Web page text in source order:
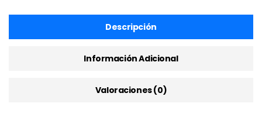
Descripción
Información Adicional
Valoraciones (0)